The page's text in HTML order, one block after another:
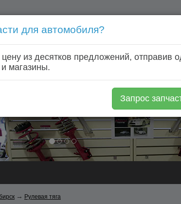
запчастей: +7 (920) 253 64 22
Автозапчасти Автомагазины Авторазборки
→ Рулевая тяга
для автомобиля?
из десятков предложений, отправив
магазины.
Запрос